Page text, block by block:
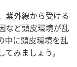
紫外線から受ける
など頭皮環境が乱
中に頭皮環境を乱
みましょう。